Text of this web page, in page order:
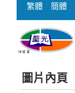
繁體 簡體
圖片內頁